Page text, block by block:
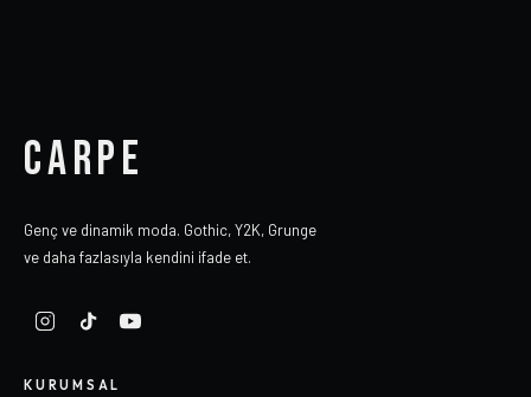
CARPE
Genç ve dinamik moda. Gothic, Y2K, Grunge
ve daha fazlasıyla kendini ifade et.
KURUMSAL